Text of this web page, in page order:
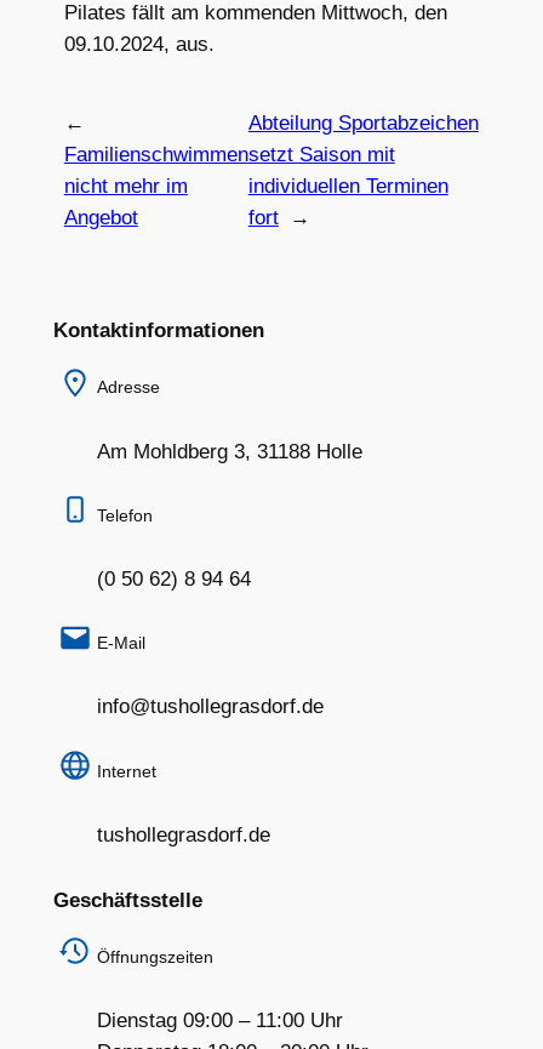
Pilates fällt am kommenden Mittwoch, den
09.10.2024, aus.
←
Familienschwimmen
nicht mehr im
Angebot
Abteilung Sportabzeichen
setzt Saison mit
individuellen Terminen
fort
→
Kontaktinformationen
Adresse
Am Mohldberg 3, 31188 Holle
Telefon
(0 50 62) 8 94 64
E-Mail
info@tushollegrasdorf.de
Internet
tushollegrasdorf.de
Geschäftsstelle
Öffnungszeiten
Dienstag 09:00 – 11:00 Uhr